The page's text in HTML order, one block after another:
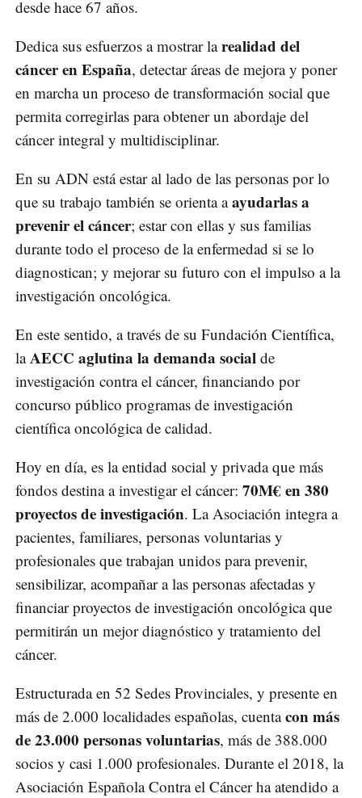
desde hace 67 años.
Dedica sus esfuerzos a mostrar larealidad del
cáncer en España, detectar áreas de mejora y poner
en marcha un proceso de transformación social que
permita corregirlas para obtener un abordaje del
cáncer integral y multidisciplinar.
En su ADN está estar al lado de las personas por lo
que su trabajo también se orienta aayudarlas a
prevenir el cáncer; estar con ellas y sus familias
durante todo el proceso de la enfermedad si se lo
diagnostican; y mejorar su futuro con el impulso a la
investigación oncológica.
En este sentido, a través de su Fundación Científica,
laAECC aglutina la demanda social de
investigación contra el cáncer, financiando por
concurso público programas de investigación
científica oncológica de calidad.
Hoy en día, es la entidad social y privada que más
fondos destina a investigar el cáncer: 70M€ en 380
proyectos de investigación. La Asociación integra a
pacientes, familiares, personas voluntarias y
profesionales que trabajan unidos para prevenir,
sensibilizar, acompañar a las personas afectadas y
financiar proyectos de investigación oncológica que
permitirán un mejor diagnóstico y tratamiento del
cáncer.
Estructurada en 52 Sedes Provinciales, y presente en
más de 2.000 localidades españolas, cuentacon más
de 23.000 personas voluntarias, más de 388.000
socios y casi 1.000 profesionales. Durante el 2018, la
Asociación Española Contra el Cáncer ha atendido a